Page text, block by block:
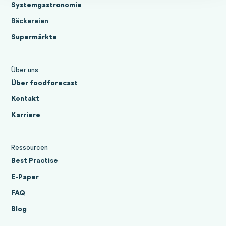
Systemgastronomie
Bäckereien
Supermärkte
Über uns
Über foodforecast
Kontakt
Karriere
Ressourcen
Best Practise
E-Paper
FAQ
Blog